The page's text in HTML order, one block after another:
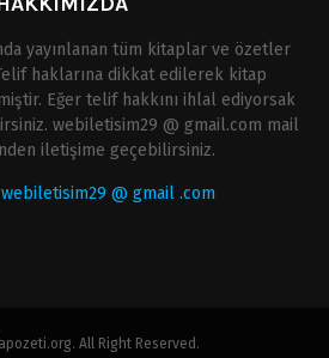
yayınlanan tüm kitaplar ve özetler
Telif haklarına dikkat edilerek kitap
Eğer telif hakkını ihlal ediyorsak
webiletisim29 @ gmail.com mail
iletişime geçebilirsiniz.
webiletisim29 @ gmail .com
All Right Reserved.